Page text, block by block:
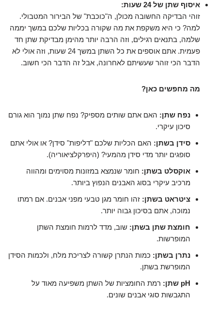
איסוף שתן של 24 שעות:
זוהי הבדיקה החשובה מכולן, ה"כוכבת" של הבירור המטבולי.
למה? כי היא משקפת את מה שקורה בכליות שלכם במשך יממה
שלמה, בתנאים רגילים, וזה הרבה יותר מהימן מבדיקת שתן חד
פעמית. אתם אוספים את כל השתן במשך 24 שעות, וזה אולי לא
הדבר הכי זוהר שעשיתם לאחרונה, אבל זה הדבר הכי חשוב.
מה מחפשים כאן?
נפח שתן: האם אתם שותים מספיק? נפח שתן נמוך הוא גורם
סיכון עיקרי.
סידן בשתן: האם הכליות שלכם "דליפות" סידן? או אולי אתם
סופגים יותר מדי סידן מהמעי? (היפרקלציאוריה).
אוקסלט בשתן: חומר שנמצא במזונות מסוימים ומהווה
מרכיב עיקרי בסוג האבנים הנפוץ ביותר.
ציטראט בשתן: זהו חומר מגן טבעי מפני אבנים. אם רמתו
נמוכה, אתם בסיכון גבוה יותר.
חומצת שתן בשתן: שוב, מדד לרמות חומצת השתן
המופרשות.
נתרן בשתן: כמות הנתרן קשורה לצריכת מלח, ולכמות הסידן
המופרשת בשתן.
pH שתן:
רמת החומציות של השתן משפיעה מאוד על
התגבשות סוגי אבנים שונים.